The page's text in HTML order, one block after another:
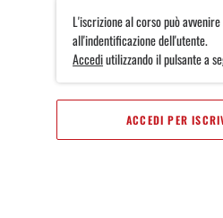
L'iscrizione al corso può
all'indentificazione dell'utente.
Accediutilizzando il pulsante a
ACCEDI PER